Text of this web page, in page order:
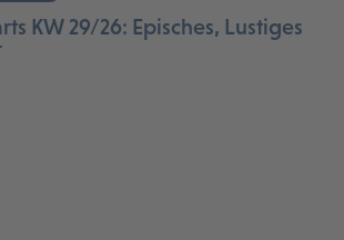
KW 29/26: Episches, Lustiges